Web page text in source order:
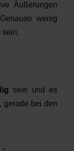
Äußerungen
wenig
sein.
sein und es
gerade bei den